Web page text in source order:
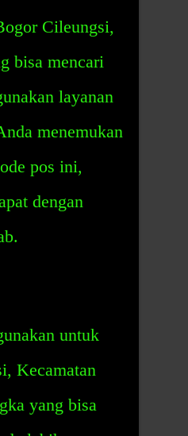
Cileungsi,
bisa mencari
layanan
menemukan
pos ini,
dengan
untuk
Kecamatan
yang bisa